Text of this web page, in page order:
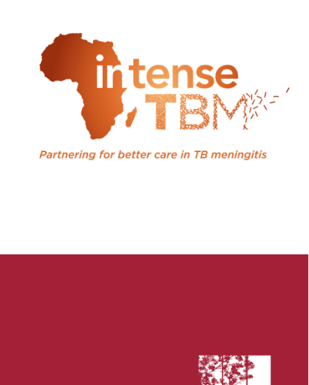
Identité Visuelle